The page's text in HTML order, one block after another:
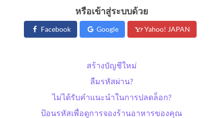
หรือเข้าสู่ระบบด้วย
Facebook Google Yahoo! JAPAN
สร้างบัญชีใหม่
ลืมรหัสผ่าน?
ไม่ได้รับคำแนะนำในการปลดล็อก?
ป้อนรหัสเพื่อดูการจองร้านอาหารของคุณ